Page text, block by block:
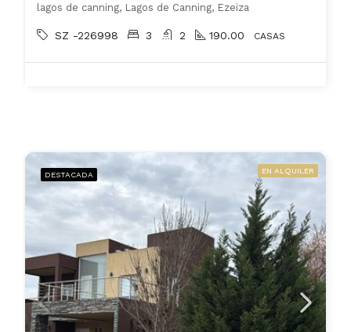
lagos de canning, Lagos de Canning, Ezeiza
SZ -226998 3 2 190.00 CASAS
DESTACADA EN ALQUILER